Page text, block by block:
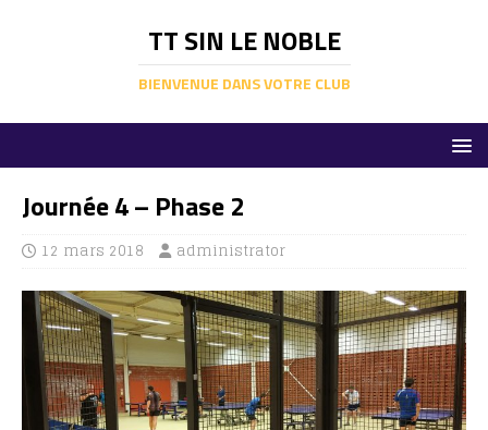
TT SIN LE NOBLE
BIENVENUE DANS VOTRE CLUB
Journée 4 – Phase 2
12 mars 2018 administrator